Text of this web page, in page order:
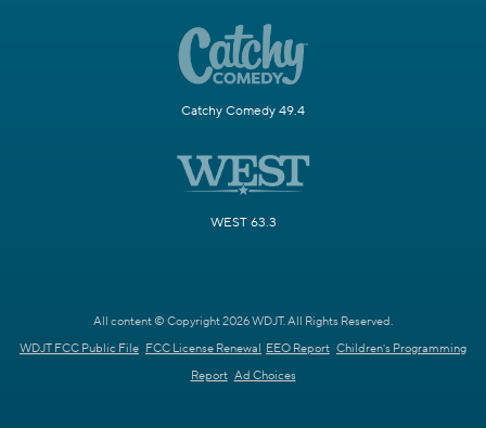
Catchy Comedy 49.4
WEST 63.3
All content © Copyright 2026 WDJT. All Rights Reserved.
WDJT FCC Public File FCC License Renewal EEO Report Children's Programming
Report Ad Choices